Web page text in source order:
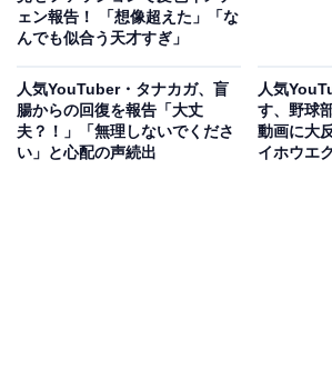
ェン報告！ 「想像超えた」「な
んでも似合う天才すぎ」
人気YouTuber・タナカガ、盲
腸からの回復を報告「大丈
夫？！」「無理しないでくださ
い」と心配の声続出
人気
す、野球
動画に大
イホウエ